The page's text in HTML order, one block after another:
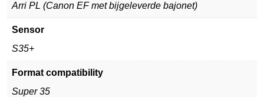
Arri PL (Canon EF met bijgeleverde bajonet)
Sensor
S35+
Format compatibility
Super 35